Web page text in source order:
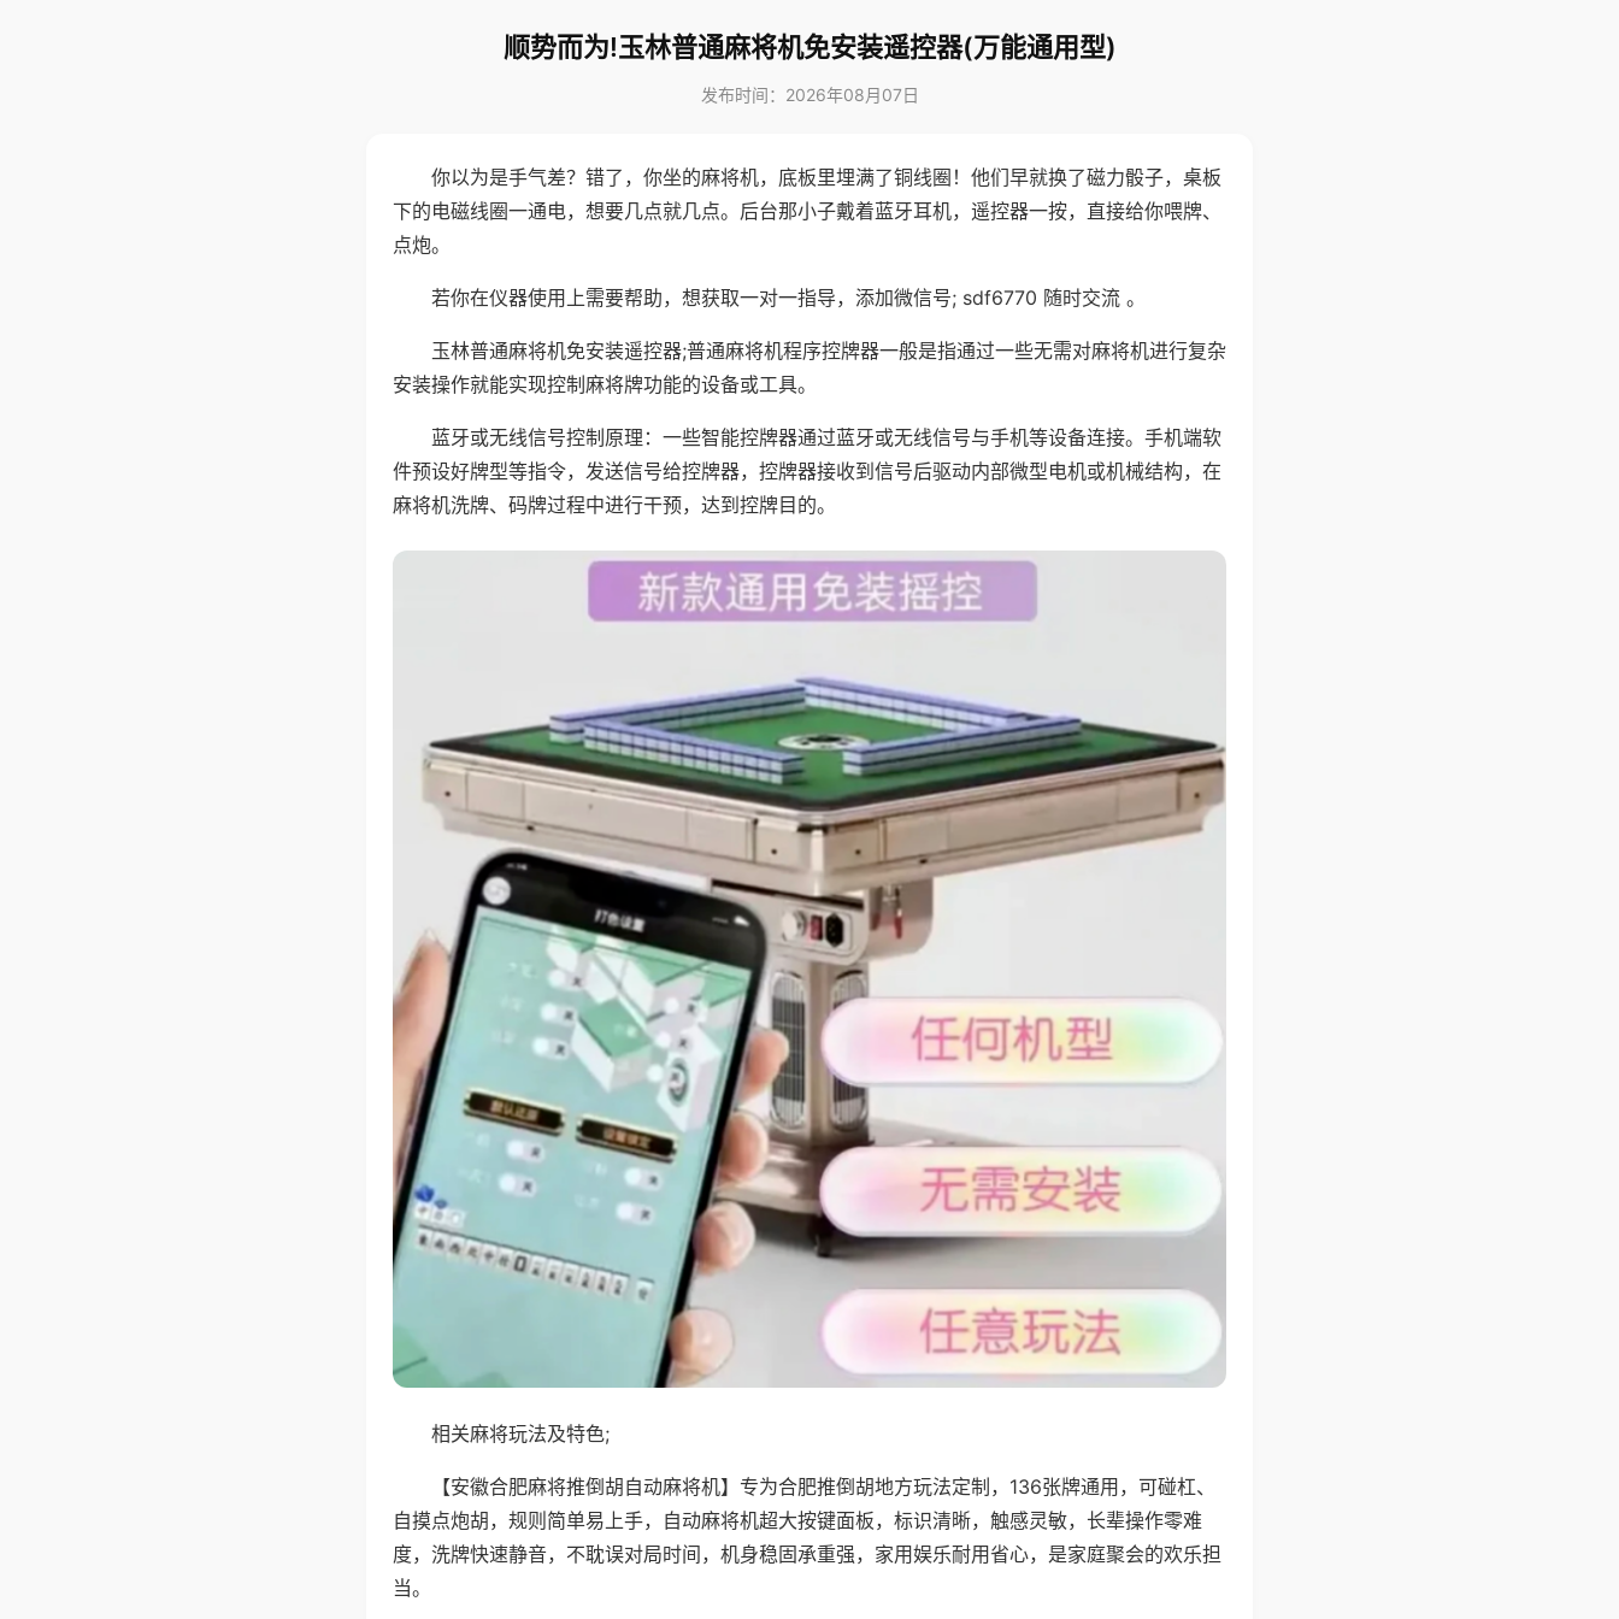
顺势而为!玉林普通麻将机免安装遥控器(万能通用型)
发布时间：2026年08月07日
你以为是手气差？错了，你坐的麻将机，底板里埋满了铜线圈！他们早就换了磁力骰子，桌板
下的电磁线圈一通电，想要几点就几点。后台那小子戴着蓝牙耳机，遥控器一按，直接给你喂牌、
点炮。
若你在仪器使用上需要帮助，想获取一对一指导，添加微信号; sdf6770 随时交流 。
玉林普通麻将机免安装遥控器;普通麻将机程序控牌器一般是指通过一些无需对麻将机进行复杂
安装操作就能实现控制麻将牌功能的设备或工具。
蓝牙或无线信号控制原理：一些智能控牌器通过蓝牙或无线信号与手机等设备连接。手机端软
件预设好牌型等指令，发送信号给控牌器，控牌器接收到信号后驱动内部微型电机或机械结构，在
麻将机洗牌、码牌过程中进行干预，达到控牌目的。
相关麻将玩法及特色;
【安徽合肥麻将推倒胡自动麻将机】专为合肥推倒胡地方玩法定制，136张牌通用，可碰杠、
自摸点炮胡，规则简单易上手，自动麻将机超大按键面板，标识清晰，触感灵敏，长辈操作零难
度，洗牌快速静音，不耽误对局时间，机身稳固承重强，家用娱乐耐用省心，是家庭聚会的欢乐担
当。